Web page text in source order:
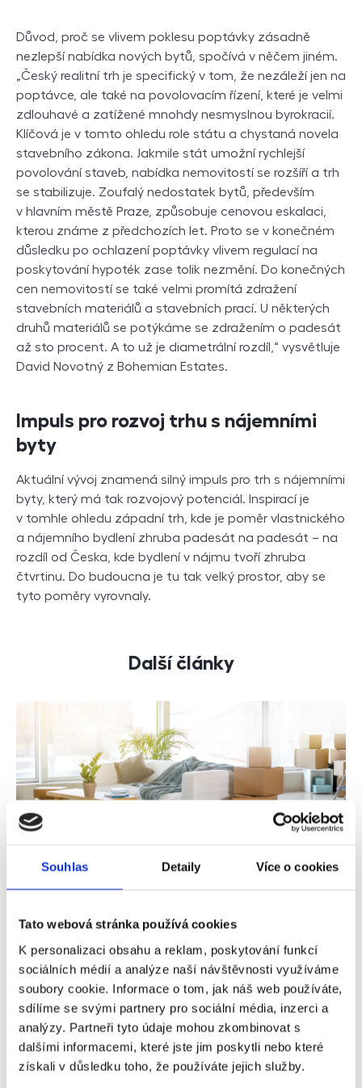
Souhlas Detaily Více o cookies
Tato webová stránka používá cookies
K personalizaci obsahu a reklam, poskytování funkcí
sociálních médií a analýze naší návštěvnosti využíváme
soubory cookie. Informace o tom, jak náš web používáte,
sdílíme se svými partnery pro sociální média, inzerci a
analýzy. Partneři tyto údaje mohou zkombinovat s
dalšími informacemi, které jste jim poskytli nebo které
získali v důsledku toho, že používáte jejich služby.
Důvod, proč se vlivem poklesu poptávky zásadně
nezlepší nabídka nových bytů, spočívá v něčem jiném.
„Český realitní trh je specifický v tom, že nezáleží jen na
poptávce, ale také na povolovacím řízení, které je velmi
zdlouhavé a zatížené mnohdy nesmyslnou byrokracií.
Klíčová je v tomto ohledu role státu a chystaná novela
stavebního zákona. Jakmile stát umožní rychlejší
povolování staveb, nabídka nemovitostí se rozšíří a trh
se stabilizuje. Zoufalý nedostatek bytů, především
v hlavním městě Praze, způsobuje cenovou eskalaci,
kterou známe z předchozích let. Proto se v konečném
důsledku po ochlazení poptávky vlivem regulací na
poskytování hypoték zase tolik nezmění. Do konečných
cen nemovitostí se také velmi promítá zdražení
stavebních materiálů a stavebních prací. U některých
druhů materiálů se potýkáme se zdražením o padesát
až sto procent. A to už je diametrální rozdíl,“ vysvětluje
David Novotný z Bohemian Estates.
Impuls pro rozvoj trhu s nájemními
byty
Aktuální vývoj znamená silný impuls pro trh s nájemními
byty, který má tak rozvojový potenciál. Inspirací je
v tomhle ohledu západní trh, kde je poměr vlastnického
a nájemního bydlení zhruba padesát na padesát – na
rozdíl od Česka, kde bydlení v nájmu tvoří zhruba
čtvrtinu. Do budoucna je tu tak velký prostor, aby se
tyto poměry vyrovnaly.
Další články
5 stěžejních bodů na co si dát pozor při
nájemnímu bydlení, a to zejména z důvodu vysokých
cen realit a obtížných podmínek pro získání
hypotečního úvěru. Přestože se průměrné nájemné
zvýšilo, zájem o nájemní bydlení stále roste. To sice
znamená, že majitelé nájemních nemovitostí mají
široký výběr zájemců, avšak výběr správného
nájemníka není vždy snadný. Jaká jsou nejčastější rizika